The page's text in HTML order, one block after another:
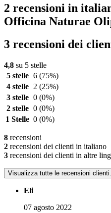
2 recensioni in
Officina Naturae
3 recensioni dei
4,8 su 5 stelle
5 stelle 6 (75%)
4 stelle
2 (25%)
3 stelle 0 (0%)
2 stelle 0 (0%)
1 Stelle 0 (0%)
8 recensioni
2 recensioni dei clienti in italiano
3 recensioni dei clienti in altre
Visualizza tutte le recensioni clienti.
Eli
07 agosto 2022